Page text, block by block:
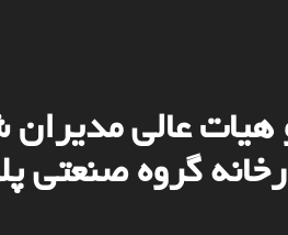
هیات عالی
گروه صنعتی